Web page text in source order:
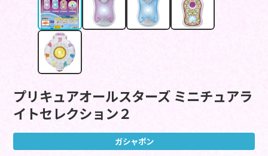
プリキュアオールスターズ ミニチュアラ
イトセレクション２
ガシャポン